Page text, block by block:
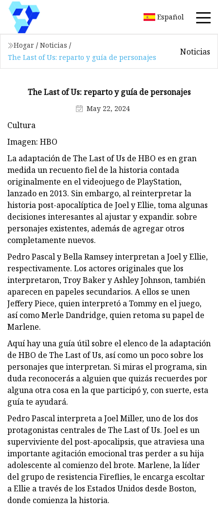
Español
Hogar / Noticias /
The Last of Us: reparto y guía de personajes
Noticias
The Last of Us: reparto y guía de personajes
May 22, 2024
Cultura
Imagen: HBO
La adaptación de The Last of Us de HBO es en gran
medida un recuento fiel de la historia contada
originalmente en el videojuego de PlayStation,
lanzado en 2013. Sin embargo, al reinterpretar la
historia post-apocalíptica de Joel y Ellie, toma algunas
decisiones interesantes al ajustar y expandir. sobre
personajes existentes, además de agregar otros
completamente nuevos.
Pedro Pascal y Bella Ramsey interpretan a Joel y Ellie,
respectivamente. Los actores originales que los
interpretaron, Troy Baker y Ashley Johnson, también
aparecen en papeles secundarios. A ellos se unen
Jeffery Piece, quien interpretó a Tommy en el juego,
así como Merle Dandridge, quien retoma su papel de
Marlene.
Aquí hay una guía útil sobre el elenco de la adaptación
de HBO de The Last of Us, así como un poco sobre los
personajes que interpretan. Si miras el programa, sin
duda reconocerás a alguien que quizás recuerdes por
alguna otra cosa en la que participó y, con suerte, esta
guía te ayudará.
Pedro Pascal interpreta a Joel Miller, uno de los dos
protagonistas centrales de The Last of Us. Joel es un
superviviente del post-apocalipsis, que atraviesa una
importante agitación emocional tras perder a su hija
adolescente al comienzo del brote. Marlene, la líder
del grupo de resistencia Fireflies, le encarga escoltar
a Ellie a través de los Estados Unidos desde Boston,
donde comienza la historia.